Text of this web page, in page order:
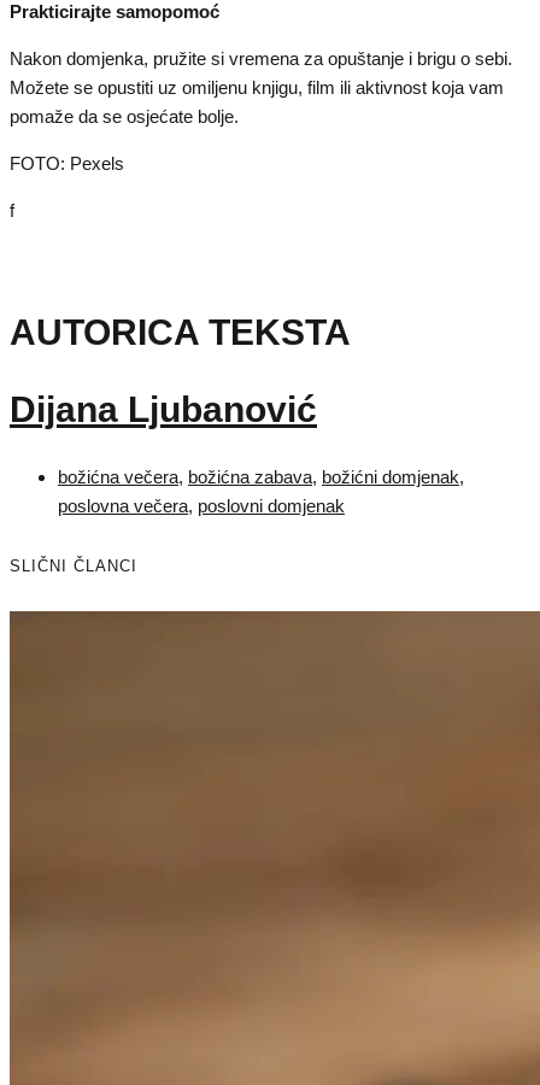
Prakticirajte samopomoć
Nakon domjenka, pružite si vremena za opuštanje i brigu o sebi.
Možete se opustiti uz omiljenu knjigu, film ili aktivnost koja vam
pomaže da se osjećate bolje.
FOTO: Pexels
f
AUTORICA TEKSTA
Dijana Ljubanović
božićna večera, božićna zabava, božićni domjenak,
poslovna večera, poslovni domjenak
SLIČNI ČLANCI